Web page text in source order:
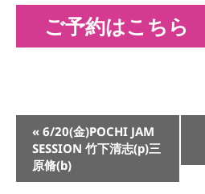
ご予約はこちら
イ
ベ
ン
ト
« 6/20(金)POCHI JAM
SESSION 竹下清志(p)三
原脩(b)